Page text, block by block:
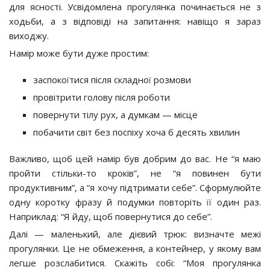
для ясності. Усвідомлена прогулянка починається не з
ходьби, а з відповіді на запитання: навіщо я зараз
виходжу.
Намір може бути дуже простим:
заспокоїтися після складної розмови
провітрити голову після роботи
повернути тілу рух, а думкам — місце
побачити світ без поспіху хоча б десять хвилин
Важливо, щоб цей намір був добрим до вас. Не “я маю
пройти стільки-то кроків”, не “я повинен бути
продуктивним”, а “я хочу підтримати себе”. Сформулюйте
одну коротку фразу й подумки повторіть її один раз.
Наприклад: “Я йду, щоб повернутися до себе”.
Далі — маленький, але дієвий трюк: визначте межі
прогулянки. Це не обмеження, а контейнер, у якому вам
легше розслабитися. Скажіть собі: “Моя прогулянка